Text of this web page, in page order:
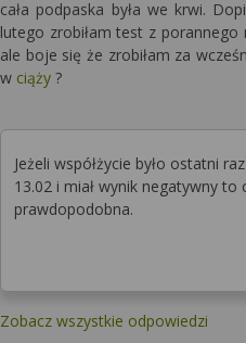
cała podpaska była we krwi.
lutego zrobiłam test z porannego
ale boje się że zrobiłam za
w ciąży ?
Jeżeli współżycie było ostatni
13.02 i miał wynik negatywny
prawdopodobna.
Zobacz wszystkie odpowiedzi